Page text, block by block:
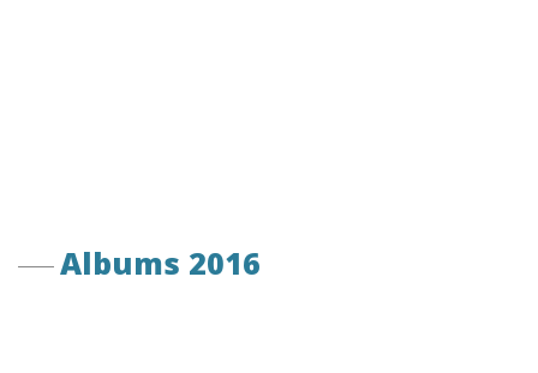
Albums 2016